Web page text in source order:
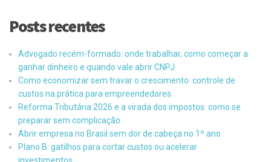
Posts recentes
Advogado recém-formado: onde trabalhar, como começar a
ganhar dinheiro e quando vale abrir CNPJ
Como economizar sem travar o crescimento: controle de
custos na prática para empreendedores
Reforma Tributária 2026 e a virada dos impostos: como se
preparar sem complicação
Abrir empresa no Brasil sem dor de cabeça no 1º ano
Plano B: gatilhos para cortar custos ou acelerar